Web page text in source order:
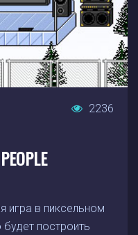
2236
игра в пиксельном
построить